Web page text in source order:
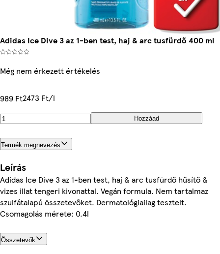
Adidas Ice Dive 3 az 1-ben test, haj & arc tusfürdő 400 ml
Még nem érkezett értékelés
989 Ft2473 Ft/l
Hozzáad
Termék megnevezés
Leírás
Adidas Ice Dive 3 az 1-ben test, haj & arc tusfürdő hűsítő &
vizes illat tengeri kivonattal. Vegán formula. Nem tartalmaz
szulfátalapú összetevőket. Dermatológiailag tesztelt.
Csomagolás mérete: 0.4l
Összetevők